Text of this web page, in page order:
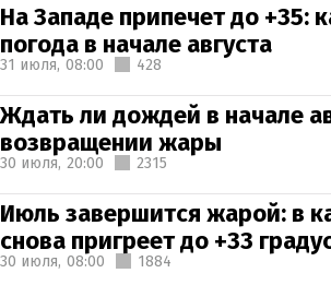
На Западе припечет до +35:
погода в начале августа
31 июля, 08:00 428
Ждать ли дождей в начале
возвращении жары
30 июля, 20:00 2315
Июль завершится жарой: в
снова пригреет до +33
30 июля, 08:00 1884